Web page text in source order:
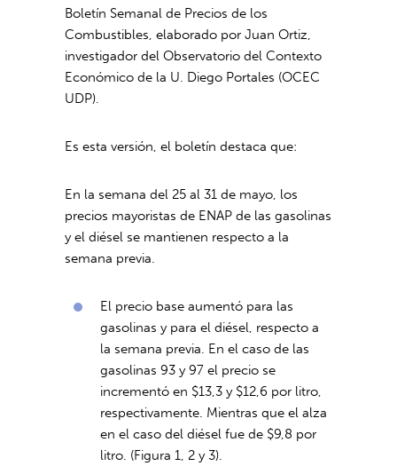
Boletín Semanal de Precios de los
Combustibles, elaborado por Juan Ortiz,
investigador del Observatorio del Contexto
Económico de la U. Diego Portales (OCEC
UDP).
Es esta versión, el boletín destaca que:
En la semana del 25 al 31 de mayo, los
precios mayoristas de ENAP de las gasolinas
y el diésel se mantienen respecto a la
semana previa.
El precio base aumentó para las
gasolinas y para el diésel, respecto a
la semana previa. En el caso de las
gasolinas 93 y 97 el precio se
incrementó en $13,3 y $12,6 por litro,
respectivamente. Mientras que el alza
en el caso del diésel fue de $9,8 por
litro. (Figura 1, 2 y 3).